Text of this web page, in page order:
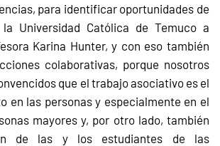
para identificar oportunidades de
Universidad Católica de Temuco a
Karina Hunter, y con eso también
colaborativas, porque nosotros
que el trabajo asociativo es el
en las personas y especialmente en el
mayores y, por otro lado, también
de las y los estudiantes de las